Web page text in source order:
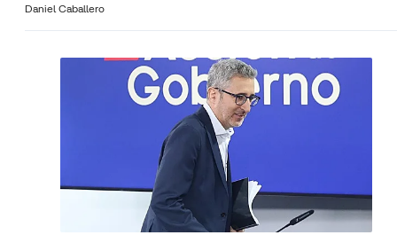
Daniel Caballero